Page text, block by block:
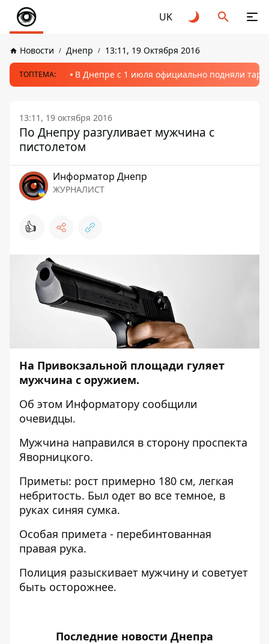
UK
Новости Днепр 13:11, 19 Октября 2016
ТОПТЕМА: В Днепре с 1 июля официально подняли
13:11, 19 октября 2016
По Днепру разгуливает мужчина с
пистолетом
Информатор Днепр
ЖУРНАЛИСТ
👍
На Привокзальной площади гуляет
мужчина с оружием.
Об этом Информатору сообщили
очевидцы.
Мужчина направился в сторону проспекта
Яворницкого.
Приметы: рост примерно 180 см, легкая
небритость. Был одет во все темное, в
руках синяя сумка.
Особая примета - перебинтованная
правая рука.
Полиция разыскивает мужчину и советует
быть осторожнее.
Последние новости Днепра